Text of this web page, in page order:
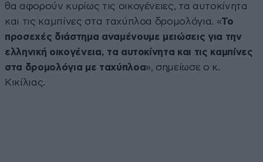
θα αφορούν κυρίως τις οικογένειες, τα αυτοκίνητα
και τις καμπίνες στα ταχύπλοα δρομολόγια. «Το
προσεχές διάστημα αναμένουμε μειώσεις για την
ελληνική οικογένεια, τα αυτοκίνητα και τις καμπίνες
στα δρομολόγια με ταχύπλοα», σημείωσε ο κ.
Κικίλιας.